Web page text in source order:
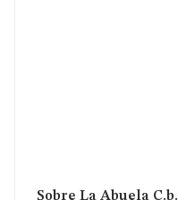
Sobre La Abuela C.b.